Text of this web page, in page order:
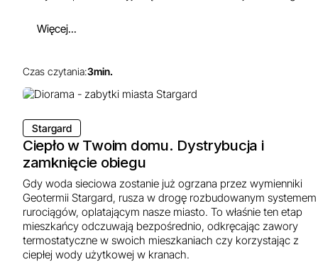
Więcej...
Czas czytania:3min.
Stargard
Ciepło w Twoim domu. Dystrybucja i
zamknięcie obiegu
Gdy woda sieciowa zostanie już ogrzana przez wymienniki
Geotermii Stargard, rusza w drogę rozbudowanym systemem
rurociągów, oplatającym nasze miasto. To właśnie ten etap
mieszkańcy odczuwają bezpośrednio, odkręcając zawory
termostatyczne w swoich mieszkaniach czy korzystając z
ciepłej wody użytkowej w kranach.